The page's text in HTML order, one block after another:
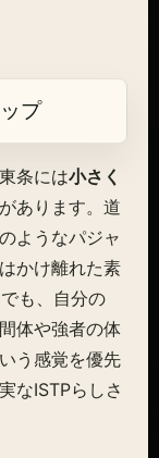
プ
条には小さく
あります。道
ようなパジャ
かけ離れた素
も、自分の
体や強者の体
う感覚を優先
なISTPらしさ